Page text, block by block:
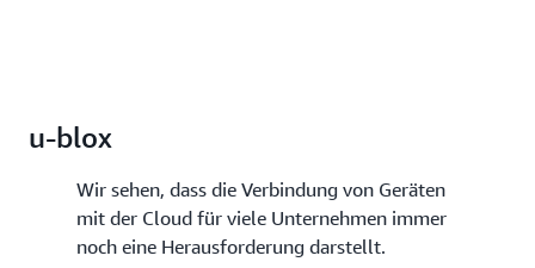
u-blox
Wir sehen, dass die Verbindung von Geräten
mit der Cloud für viele Unternehmen immer
noch eine Herausforderung darstellt.